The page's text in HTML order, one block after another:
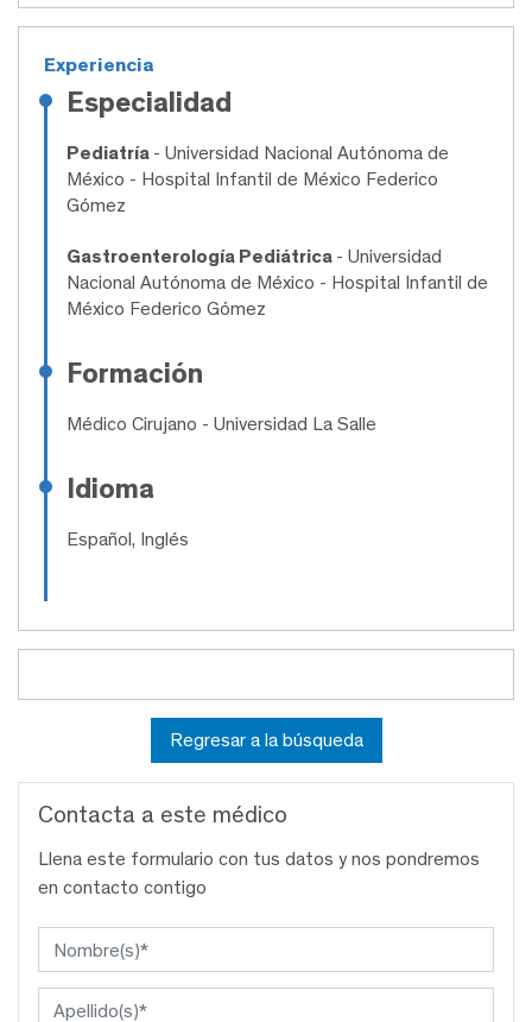
Experiencia
Especialidad
Pediatría - Universidad Nacional Autónoma de
México - Hospital Infantil de México Federico
Gómez
Gastroenterología Pediátrica - Universidad
Nacional Autónoma de México - Hospital Infantil de
México Federico Gómez
Formación
Médico Cirujano - Universidad La Salle
Idioma
Español, Inglés
Regresar a la búsqueda
Contacta a este médico
Llena este formulario con tus datos y nos pondremos
en contacto contigo